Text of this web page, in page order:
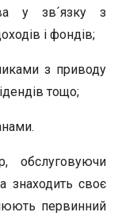
у зв´язку з
і фондів;
з приводу
тощо;
обслуговуючи
знаходить своє
первинний